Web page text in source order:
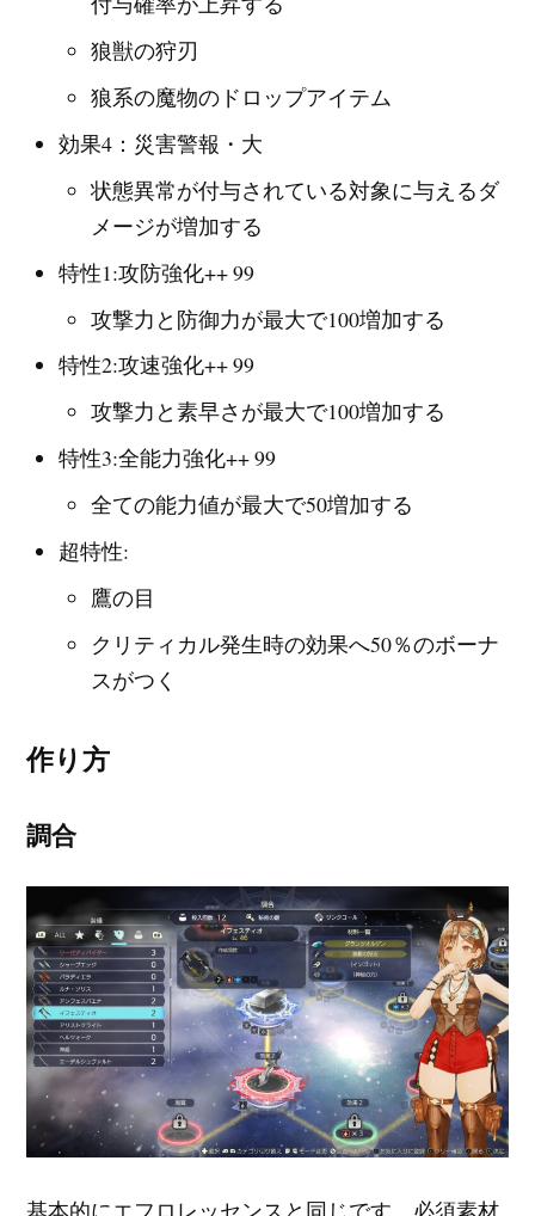
狼獣の狩刃
狼系の魔物のドロップアイテム
効果4：災害警報・大
状態異常が付与されている対象に与えるダ
メージが増加する
特性1:攻防強化++ 99
攻撃力と防御力が最大で100増加する
特性2:攻速強化++ 99
攻撃力と素早さが最大で100増加する
特性3:全能力強化++ 99
全ての能力値が最大で50増加する
超特性:
鷹の目
クリティカル発生時の効果へ50％のボーナ
スがつく
作り方
調合
基本的にエフロレッセンスと同じです。必須素材